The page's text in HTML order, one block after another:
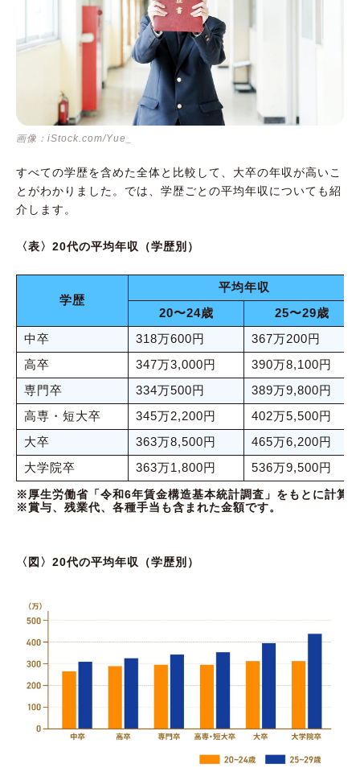
画像：iStock.com/Yue_
すべての学歴を含めた全体と比較して、大卒の年収が高いこ
とがわかりました。では、学歴ごとの平均年収についても紹
介します。
〈表〉20代の平均年収（学歴別）
学歴
平均年収
20〜24歳
25〜29歳
中卒
318万600円
367万200円
高卒
347万3,000円
390万8,100円
専門卒
334万500円
389万9,800円
高専・短大卒
345万2,200円
402万5,500円
大卒
363万8,500円
465万6,200円
大学院卒
363万1,800円 536万9,500円
※厚生労働省「令和6年賃金構造基本統計調査」をもとに計算。
※賞与、残業代、各種手当も含まれた金額です。
〈図〉20代の平均年収（学歴別）